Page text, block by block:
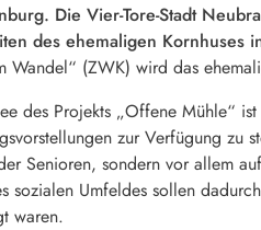
Die Vier-Tore-Stadt
des ehemaligen Kornhuses
Wandel“ (ZWK) wird das
des Projekts „Offene Mühle“
zur Verfügung zu
Senioren, sondern vor allem
sozialen Umfeldes sollen
waren.